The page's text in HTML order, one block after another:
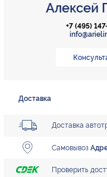
Алексей
+7 (495)
Доставка
Доставка
Самовывоз
Проверить